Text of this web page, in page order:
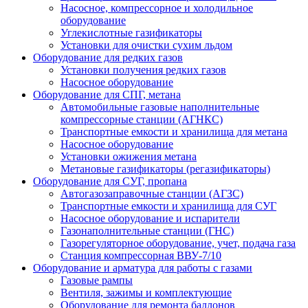
Насосное, компрессорное и холодильное
оборудование
Углекислотные газификаторы
Установки для очистки сухим льдом
Оборудование для редких газов
Установки получения редких газов
Насосное оборудование
Оборудование для СПГ, метана
Автомобильные газовые наполнительные
компрессорные станции (АГНКС)
Транспортные емкости и хранилища для метана
Насосное оборудование
Установки ожижения метана
Метановые газификаторы (регазификаторы)
Оборудование для СУГ, пропана
Автогазозаправочные станции (АГЗС)
Транспортные емкости и хранилища для СУГ
Насосное оборудование и испарители
Газонаполнительные станции (ГНС)
Газорегуляторное оборудование, учет, подача газа
Станция компрессорная ВВУ-7/10
Оборудование и арматура для работы с газами
Газовые рампы
Вентиля, зажимы и комплектующие
Оборудование для ремонта баллонов